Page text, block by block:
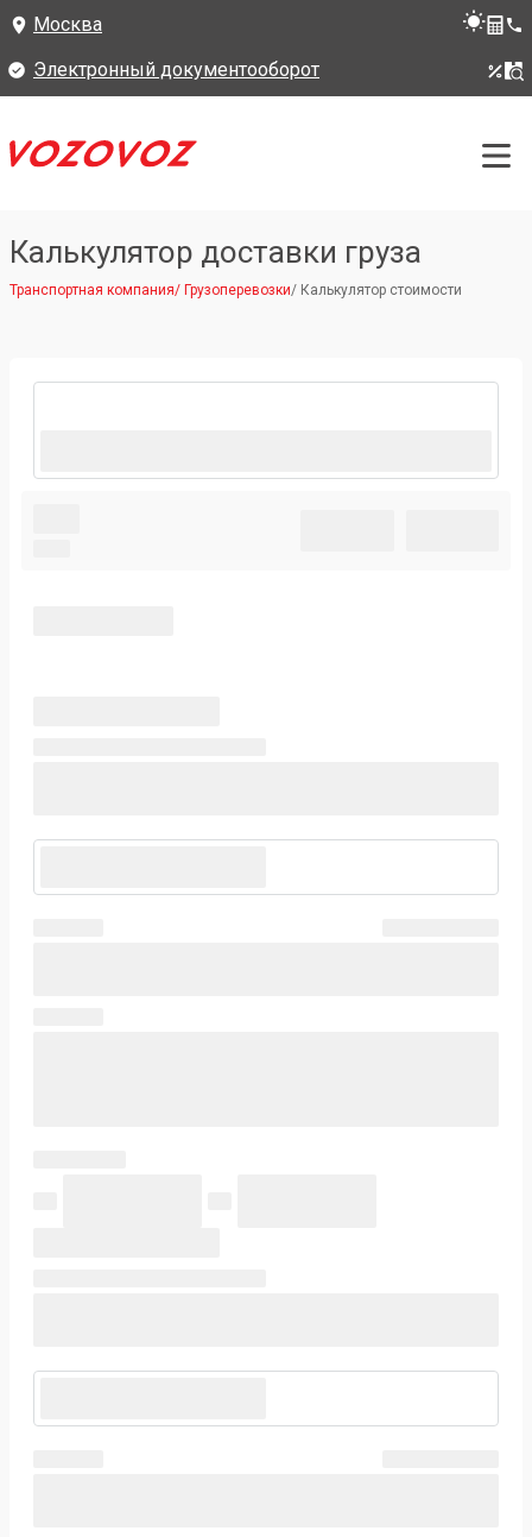
Москва
Электронный документооборот
Калькулятор доставки груза
Транспортная компания/ Грузоперевозки/ Калькулятор стоимости